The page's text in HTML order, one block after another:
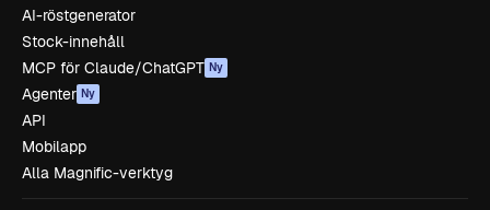
AI-röstgenerator
Stock-innehåll
MCP för Claude/ChatGPT Ny
Agenter Ny
API
Mobilapp
Alla Magnific-verktyg